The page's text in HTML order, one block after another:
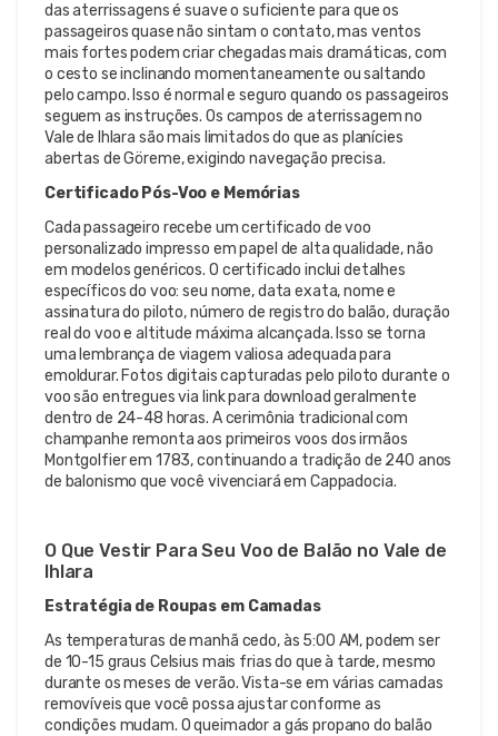
das aterrissagens é suave o suficiente para que os
passageiros quase não sintam o contato, mas ventos
mais fortes podem criar chegadas mais dramáticas, com
o cesto se inclinando momentaneamente ou saltando
pelo campo. Isso é normal e seguro quando os passageiros
seguem as instruções. Os campos de aterrissagem no
Vale de Ihlara são mais limitados do que as planícies
abertas de Göreme, exigindo navegação precisa.
Certificado Pós-Voo e Memórias
Cada passageiro recebe um certificado de voo
personalizado impresso em papel de alta qualidade, não
em modelos genéricos. O certificado inclui detalhes
específicos do voo: seu nome, data exata, nome e
assinatura do piloto, número de registro do balão, duração
real do voo e altitude máxima alcançada. Isso se torna
uma lembrança de viagem valiosa adequada para
emoldurar. Fotos digitais capturadas pelo piloto durante o
voo são entregues via link para download geralmente
dentro de 24-48 horas. A cerimônia tradicional com
champanhe remonta aos primeiros voos dos irmãos
Montgolfier em 1783, continuando a tradição de 240 anos
de balonismo que você vivenciará em Cappadocia.
O Que Vestir Para Seu Voo de Balão no Vale de
Ihlara
Estratégia de Roupas em Camadas
As temperaturas de manhã cedo, às 5:00 AM, podem ser
de 10-15 graus Celsius mais frias do que à tarde, mesmo
durante os meses de verão. Vista-se em várias camadas
removíveis que você possa ajustar conforme as
condições mudam. O queimador a gás propano do balão